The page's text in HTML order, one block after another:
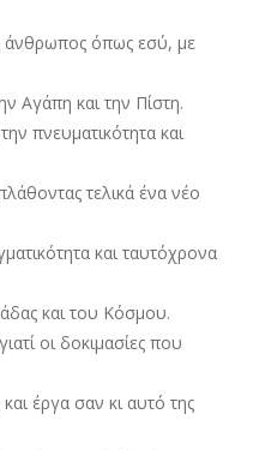
άνθρωπος όπως εσύ, με
Αγάπη και την Πίστη.
πνευματικότητα και
τελικά ένα νέο
και ταυτόχρονα
και του Κόσμου.
οι δοκιμασίες που
έργα σαν κι αυτό της